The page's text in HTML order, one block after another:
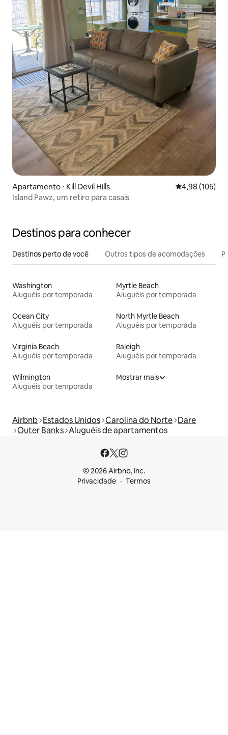
Apartamento ⋅ Kill Devil Hills 4,98 de uma
4,98 (105)
Island Pawz, um retiro para casais
Destinos para conhecer
Destinos perto de você Outros tipos de acomodações
Washington
Aluguéis por temporada
Myrtle Beach
Aluguéis por temporada
Ocean City
Aluguéis por temporada
North Myrtle Beach
Aluguéis por temporada
Virginia Beach
Aluguéis por temporada
Raleigh
Aluguéis por temporada
Wilmington
Aluguéis por temporada
Mostrar mais
Airbnb Estados Unidos Carolina do Norte Dare
Outer Banks Aluguéis de apartamentos
© 2026 Airbnb, Inc.
Privacidade
Termos